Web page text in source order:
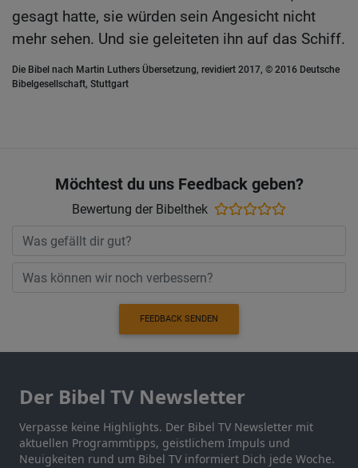
gesagt hatte, sie würden sein Angesicht nicht
mehr sehen. Und sie geleiteten ihn auf das Schiff.
Die Bibel nach Martin Luthers Übersetzung, revidiert 2017, © 2016 Deutsche
Bibelgesellschaft, Stuttgart
Möchtest du uns Feedback geben?
Bewertung der Bibelthek
FEEDBACK SENDEN
Der Bibel TV Newsletter
Verpasse keine Highlights. Der Bibel TV Newsletter mit
aktuellen Programmtipps, geistlichem Impuls und
Neuigkeiten rund um Bibel TV informiert Dich jede Woche.